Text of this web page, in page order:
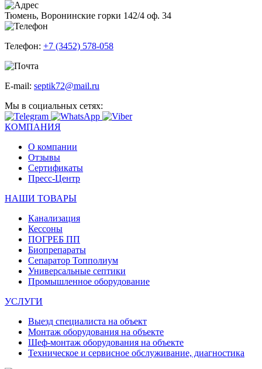
Тюмень, Воронинские горки 142/4 оф. 34
Телефон: +7 (3452) 578-058
E-mail: septik72@mail.ru
Мы в социальных сетях:
КОМПАНИЯ
О компании
Отзывы
Сертификаты
Пресс-Центр
НАШИ ТОВАРЫ
Канализация
Кессоны
ПОГРЕБ ПП
Биопрепараты
Сепаратор Топполиум
Универсальные септики
Промышленное оборудование
УСЛУГИ
Выезд специалиста на объект
Монтаж оборудования на объекте
Шеф-монтаж оборудования на объекте
Техническое и сервисное обслуживание, диагностика